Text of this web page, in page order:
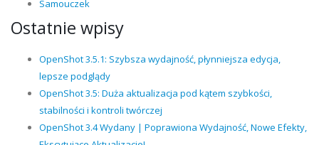
Samouczek
Ostatnie wpisy
OpenShot 3.5.1: Szybsza wydajność, płynniejsza edycja,
lepsze podglądy
OpenShot 3.5: Duża aktualizacja pod kątem szybkości,
stabilności i kontroli twórczej
OpenShot 3.4 Wydany | Poprawiona Wydajność, Nowe Efekty,